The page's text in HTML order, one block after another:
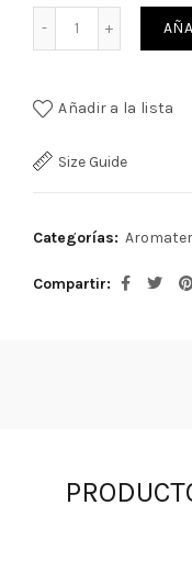
Spray áurico y
Añadir a la lista
Size Guide
Categorías:
Compartir